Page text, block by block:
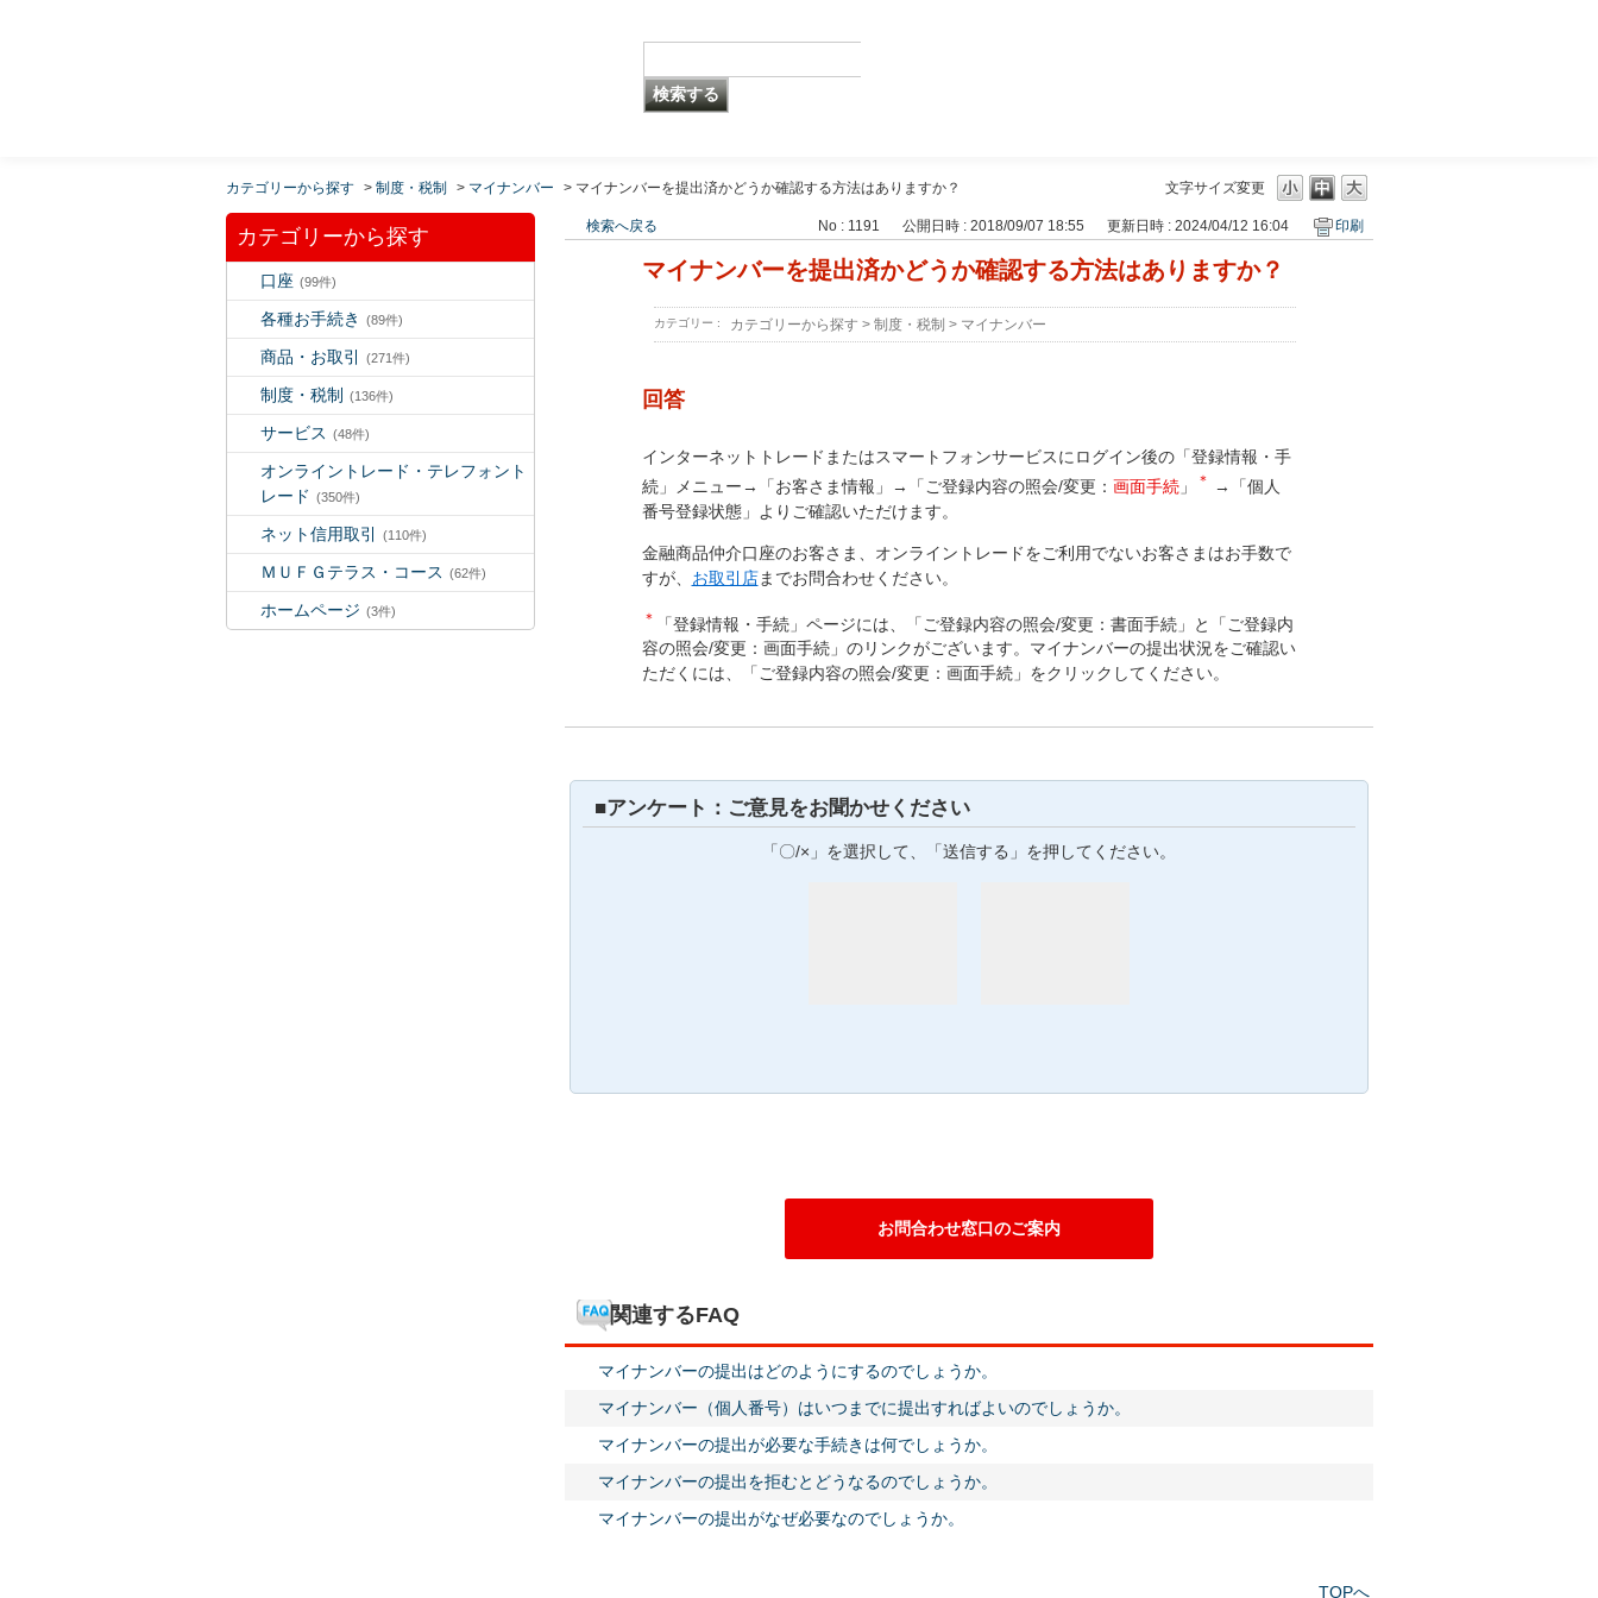
文字サイズ変更
カテゴリーから探す > 制度・税制 > マイナンバー > マイナンバーを提出済かどうか確認する方法はありますか？
カテゴリーから探す
口座 (99件)
各種お手続き (89件)
商品・お取引 (271件)
制度・税制 (136件)
サービス (48件)
オンライントレード・テレフォント
レード (350件)
ネット信用取引 (110件)
ＭＵＦＧテラス・コース (62件)
ホームページ (3件)
検索へ戻る No : 1191 公開日時 : 2018/09/07 18:55 更新日時 : 2024/04/12 16:04 印刷
マイナンバーを提出済かどうか確認する方法はありますか？
カテゴリー : カテゴリーから探す > 制度・税制 > マイナンバー
回答
インターネットトレードまたはスマートフォンサービスにログイン後の「登録情報・手
続」メニュー→「お客さま情報」→「ご登録内容の照会/変更： 画面手続」 ＊
→「個人
番号登録状態」よりご確認いただけます。
金融商品仲介口座のお客さま、オンライントレードをご利用でないお客さまはお手数で
すが、 お取引店までお問合わせください。
＊
「登録情報・手続」ページには、「ご登録内容の照会/変更：書面手続」と「ご登録内
容の照会/変更：画面手続」のリンクがございます。マイナンバーの提出状況をご確認い
ただくには、「ご登録内容の照会/変更：画面手続」をクリックしてください。
■アンケート：ご意見をお聞かせください
「〇/×」を選択して、「送信する」を押してください。
お問合わせ窓口のご案内
関連するFAQ
マイナンバーの提出はどのようにするのでしょうか。
マイナンバー（個人番号）はいつまでに提出すればよいのでしょうか。
マイナンバーの提出が必要な手続きは何でしょうか。
マイナンバーの提出を拒むとどうなるのでしょうか。
マイナンバーの提出がなぜ必要なのでしょうか。
TOPへ